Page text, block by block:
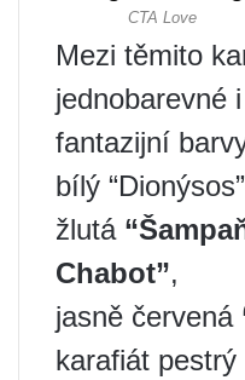
Mezi těmito
jednobarevné
fantazijní
bílý
žlutá
Chabot”,
jasně červená
karafiát pestrý